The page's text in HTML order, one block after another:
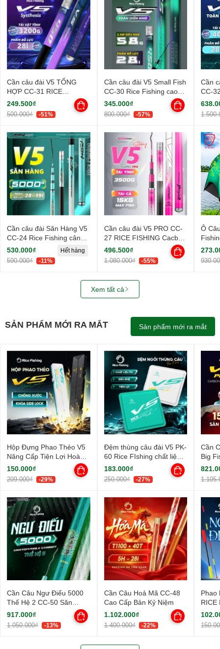
Cần câu đài V5 TỔNG
HỢP CC-31 RICE
FISHING carbon cao cấp
249.500₫
500.000₫ -51%
Cần câu đài V5 Small Fish
CC-30 Rice Fishing cao
cấp siêu nhẹ
345.000₫
800.000₫ -57%
Cần
CC-
hàng
Cần câu đài Săn Hàng V5
CC-24 Rice Fishing cân
mọi loại cá lớn
530.000₫
590.000₫ -11%
Hết hàng
Cần câu đài V5 PRO CC-
27 RICE FISHING Cacbon
6 lớp cao cấp câu tổng
hợp
496.500₫
1.080.000₫ -55%
Ô
UV
Xem tất cả
SẢN PHẨM MỚI RA MẮT Sản phẩm mới ra mắt
Hộp Đựng Phao Thẻo V5
Nâng Cấp Tiện Lợi Hoàn
Toàn Mới
150.000₫
209.000₫ -29%
Đệm thùng câu đài V5 PK-
60 Rice FIshing chất liệu
FOAM bề mặt PU chống
thấm nước
183.000₫
250.000₫ -27%
Cần
Big
Cần Câu Ngư Điếu 5000
Thế Hệ 2 CC-50 Săn
Hàng Hạng Nhẹ
917.000₫
1.050.000₫ -13%
Cần Câu Hoả Mã CC-48
Cao Cấp Bản Kỷ Niệm
1.102.000₫
1.400.000₫ -22%
Phao
RICE
48